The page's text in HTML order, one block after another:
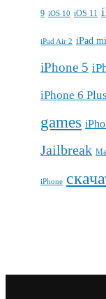
9 iOS 10 iOS 11
iPad Air 2 iPad
iPhone 5
iPhone 6 Plus
games
Jailbreak
iPhone